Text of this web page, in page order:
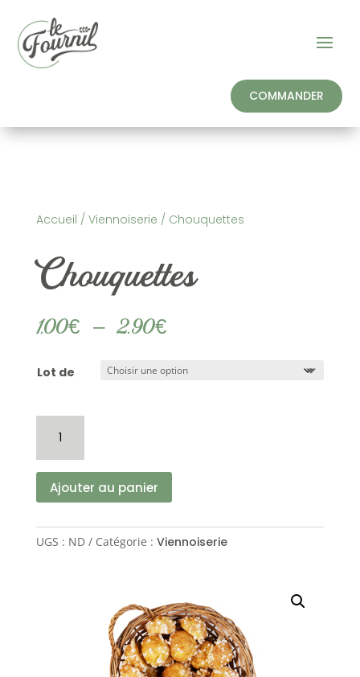
COMMANDER
Accueil / Viennoiserie / Chouquettes
Chouquettes
1.00€ – 2.90€Plage
prix :
1.00€
Lot de
Chouquettes
Ajouter au panier
UGS : ND Catégorie : Viennoiserie